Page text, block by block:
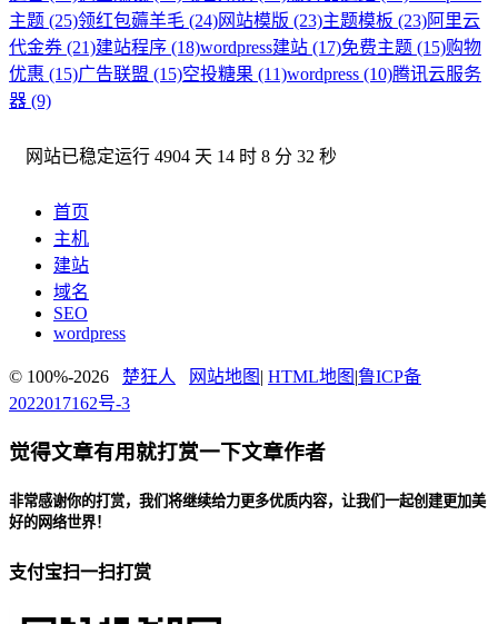
主题 (25)领红包薅羊毛 (24)网站模版 (23)主题模板 (23)阿里云
代金券 (21)建站程序 (18)wordpress建站 (17)免费主题 (15)购物
优惠 (15)广告联盟 (15)空投糖果 (11)wordpress (10)腾讯云服务
器 (9)
网站已稳定运行 4904 天 14 时 8 分 33 秒
首页
主机
建站
域名
SEO
wordpress
© 100%-2026 楚狂人 网站地图 | HTML地图 |鲁ICP备
2022017162号-3
觉得文章有用就打赏一下文章作者
非常感谢你的打赏，我们将继续给力更多优质内容，让我们一起创建更加美
好的网络世界！
支付宝扫一扫打赏